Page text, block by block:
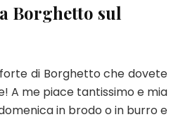
Borghetto sul
di Borghetto che dovete
A me piace tantissimo e mia
in brodo o in burro e